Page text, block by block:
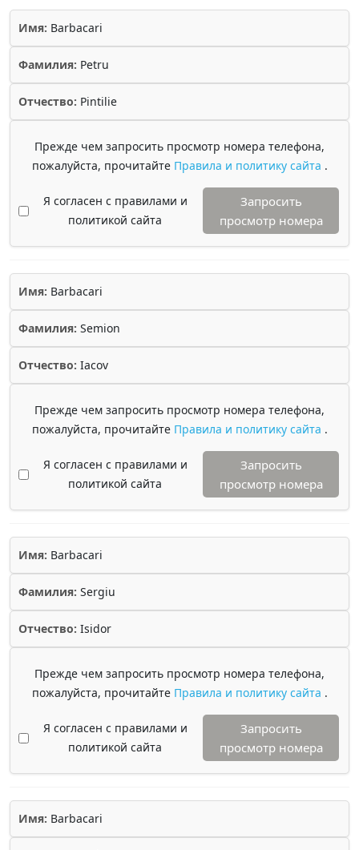
Имя: Barbacari
Фамилия: Petru
Отчество: Pintilie
Прежде чем запросить просмотр номера телефона,
пожалуйста, прочитайте Правила и политику сайта .
Я согласен с правилами и
политикой сайта
Запросить
просмотр номера
Имя: Barbacari
Фамилия: Semion
Отчество: Iacov
Прежде чем запросить просмотр номера телефона,
пожалуйста, прочитайте Правила и политику сайта .
Я согласен с правилами и
политикой сайта
Запросить
просмотр номера
Имя: Barbacari
Фамилия: Sergiu
Отчество: Isidor
Прежде чем запросить просмотр номера телефона,
пожалуйста, прочитайте Правила и политику сайта .
Я согласен с правилами и
политикой сайта
Запросить
просмотр номера
Имя: Barbacari